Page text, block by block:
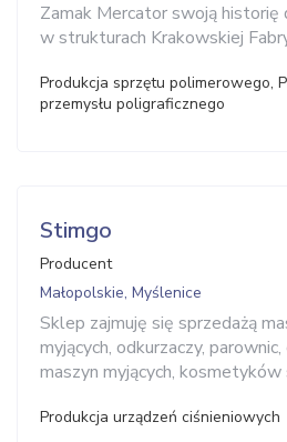
Zamak Mercator swoją historię
w strukturach Krakowskiej
Produkcja sprzętu polimerowego,
przemysłu poligraficznego
Stimgo
Producent
Małopolskie, Myślenice
Sklep zajmuję się sprzedażą
myjących, odkurzaczy,
maszyn myjących, kosmetyków
Produkcja urządzeń ciśnieniowych